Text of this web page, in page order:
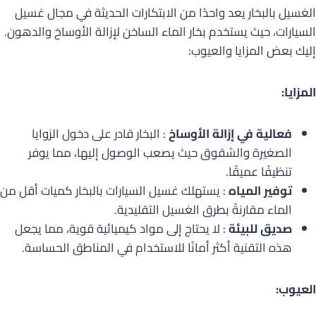
الغسيل بالبخار يعد واحدًا من الابتكارات الحديثة في مجال غسيل
السيارات، حيث يستخدم بخار الماء الساخن لإزالة الأوساخ والدهون.
إليك بعض المزايا والعيوب:
المزايا:
فعالية في إزالة الأوساخ: البخار قادر على دخول الزوايا
الصغيرة والشقوق حيث يصعب الوصول إليها، مما يوفر
تنظيفًا عميقًا.
توفير المياه: يستهلك غسيل السيارات بالبخار كميات أقل من
الماء مقارنةً بطرق الغسيل التقليدية.
صديق للبيئة: لا يحتاج إلى مواد كيميائية قوية، مما يجعل
هذه التقنية أكثر أمانًا للاستخدام في المناطق الحساسة.
العيوب: